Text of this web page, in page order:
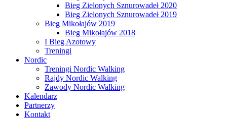
Bieg Zielonych Sznurowadeł 2020
Bieg Zielonych Sznurowadeł 2019
Bieg Mikołajów 2019
Bieg Mikołajów 2018
I Bieg Azotowy
Treningi
Nordic
Treningi Nordic Walking
Rajdy Nordic Walking
Zawody Nordic Walking
Kalendarz
Partnerzy
Kontakt